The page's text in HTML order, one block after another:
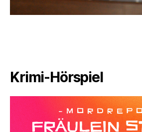
Krimi-Hörspiel